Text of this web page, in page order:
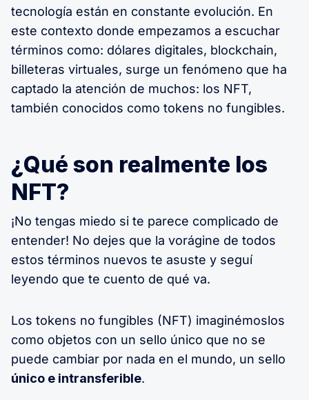
tecnología están en constante evolución. En
este contexto donde empezamos a escuchar
términos como: dólares digitales, blockchain,
billeteras virtuales, surge un fenómeno que ha
captado la atención de muchos: los NFT,
también conocidos como tokens no fungibles.
¿Qué son realmente los
NFT?
¡No tengas miedo si te parece complicado de
entender! No dejes que la vorágine de todos
estos términos nuevos te asuste y seguí
leyendo que te cuento de qué va.
Los tokens no fungibles (NFT) imaginémoslos
como objetos con un sello único que no se
puede cambiar por nada en el mundo, un sello
único e intransferible.